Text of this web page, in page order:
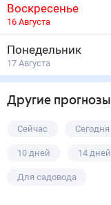
Воскресенье
16 Августа
Понедельник
17 Августа
Другие прогнозы
Сейчас Сегодня
10 дней 14 дней
Для садовода